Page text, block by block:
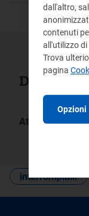
Atti:
301/
interrompibili
dall'altro,
contenuti
all'utilizzo
Trova
pagina
Opzioni